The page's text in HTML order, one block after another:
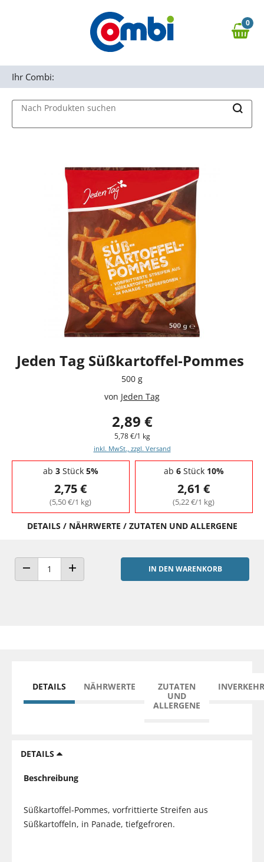
Zur Navigation springen
0,00 €
0
Nach Produkten suchen
Ihr Combi:
Jeden Tag Süßkartoffel-Pommes
500 g
von Jeden Tag
2,89 €
5,78 €/1 kg
inkl. MwSt., zzgl. Versand
Staffelpreise - Mengenrabatt
ab 3Stück 5%
2,75 €
(5,50 €/1 kg)
ab 6Stück 10%
2,61 €
(5,22 €/1 kg)
DETAILS / NÄHRWERTE / ZUTATEN UND ALLERGENE
ANZAHL VERRINGERNANZAHL ERHÖHEN
IN DEN WARENKORB
DETAILS NÄHRWERTE
ZUTATEN
UND
ALLERGENE
DETAILS
Beschreibung
Süßkartoffel-Pommes, vorfrittierte Streifen aus
Süßkartoffeln, in Panade, tiefgefroren.